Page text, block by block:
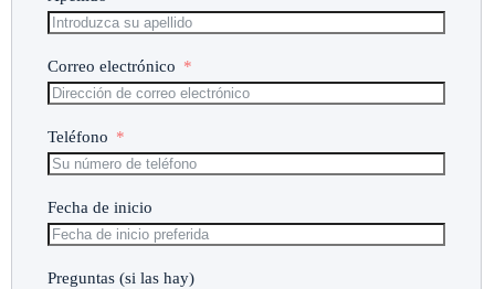
Correo electrónico
Teléfono
Fecha de inicio
Preguntas (si las hay)